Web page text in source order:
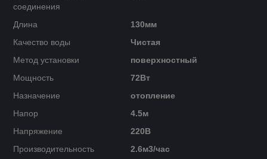
соединения
Длина
130мм
Качество воды
Чистая
Метод установки
поверхностный
Мощность
72Вт
Назначение
отопление
Напор
4.5м
Напряжение
220В
Производительность
2.6м3/час